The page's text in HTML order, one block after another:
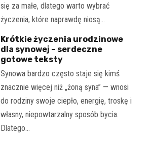
się za małe, dlatego warto wybrać
życzenia, które naprawdę niosą…
Krótkie życzenia urodzinowe
dla synowej – serdeczne
gotowe teksty
Synowa bardzo często staje się kimś
znacznie więcej niż „żoną syna” — wnosi
do rodziny swoje ciepło, energię, troskę i
własny, niepowtarzalny sposób bycia.
Dlatego…